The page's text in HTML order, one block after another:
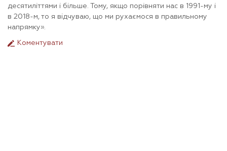
десятиліттями і більше. Тому, якщо порівняти нас в 1991-му і
в 2018-м, то я відчуваю, що ми рухаємося в правильному
напрямку».
Коментувати